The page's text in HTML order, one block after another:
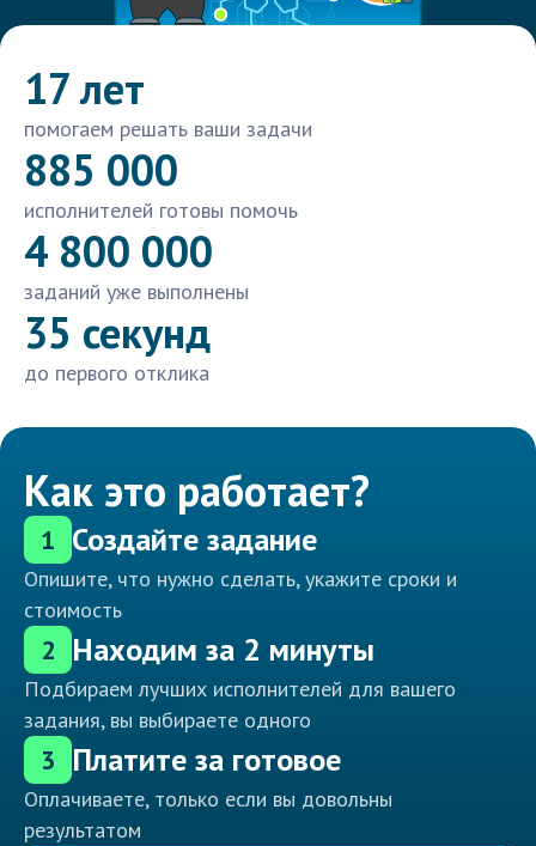
17 лет
помогаем решать ваши задачи
885 000
исполнителей готовы помочь
4 800 000
заданий уже выполнены
35 секунд
до первого отклика
Как это работает?
1 Создайте задание
Опишите, что нужно сделать, укажите сроки и
стоимость
2 Находим за 2 минуты
Подбираем лучших исполнителей для вашего
задания, вы выбираете одного
3 Платите за готовое
Оплачиваете, только если вы довольны
результатом